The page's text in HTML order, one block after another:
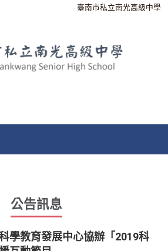
臺南市私立南光高級中學
公告訊息
學教育發展中心協辦「2019科